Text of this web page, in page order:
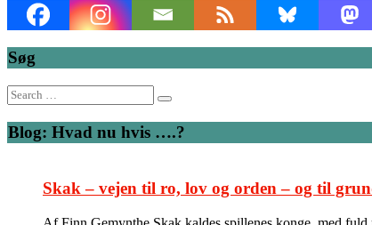
Søg
Search
for:
Blog: Hvad nu hvis ….?
Skak – vejen til ro, lov og orden – og til